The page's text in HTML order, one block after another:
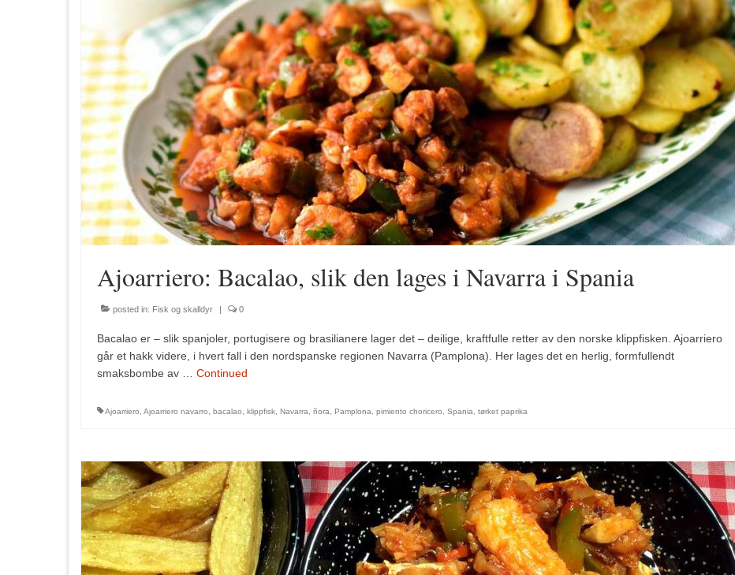
Ajoarriero: Bacalao, slik den lages i Navarra i Spania
posted in: Fisk og skalldyr | 0
Bacalao er – slik spanjoler, portugisere og brasilianere lager det – deilige, kraftfulle retter av den norske klippfisken. Ajoarriero
går et hakk videre, i hvert fall i den nordspanske regionen Navarra (Pamplona). Her lages det en herlig, formfullendt
smaksbombe av … Continued
Ajoarriero Ajoarriero navarro bacalao klippfisk Navarra ñora Pamplona pimiento choricero Spania tørket paprika